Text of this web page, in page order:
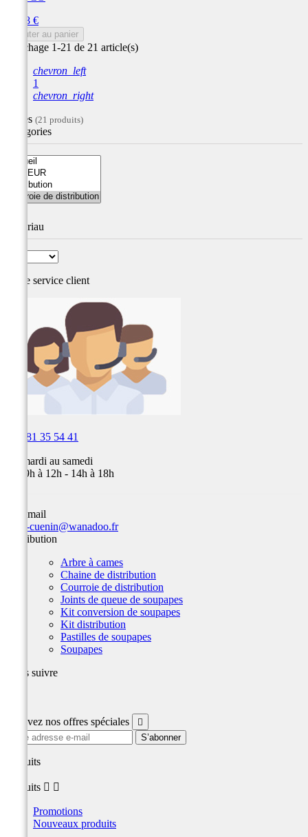
14,28 €
Ajouter au panier
Affichage 1-21 de 21 article(s)
chevron_left
1
chevron_right
Filtres (21 produits)
Catégories
Matériau
Notre service client
03 81 35 54 41
Du mardi au samedi
de 09h à 12h - 14h à 18h
Par email
team-cuenin@wanadoo.fr
Distribution
Arbre à cames
Chaine de distribution
Courroie de distribution
Joints de queue de soupapes
Kit conversion de soupapes
Kit distribution
Pastilles de soupapes
Soupapes
Nous suivre
Recevez nos offres spéciales 
produits
produits  
Promotions
Nouveaux produits